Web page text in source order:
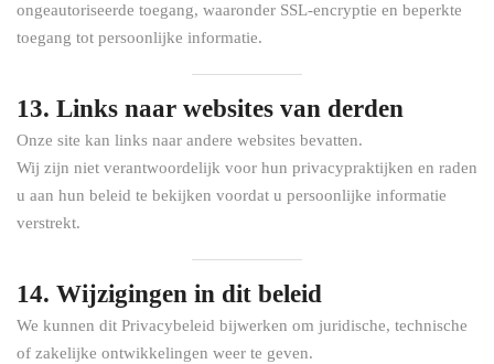
ongeautoriseerde toegang, waaronder SSL-encryptie en beperkte
toegang tot persoonlijke informatie.
13. Links naar websites van derden
Onze site kan links naar andere websites bevatten.
Wij zijn niet verantwoordelijk voor hun privacypraktijken en raden
u aan hun beleid te bekijken voordat u persoonlijke informatie
verstrekt.
14. Wijzigingen in dit beleid
We kunnen dit Privacybeleid bijwerken om juridische, technische
of zakelijke ontwikkelingen weer te geven.